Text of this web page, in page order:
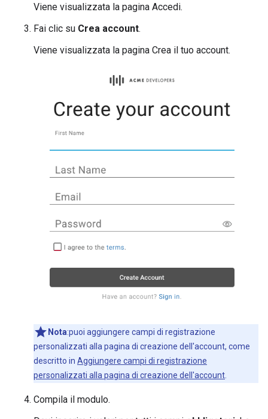
Viene visualizzata la pagina Accedi.
Fai clic su Crea account.
Viene visualizzata la pagina Crea il tuo account.
Nota:puoi aggiungere campi di registrazione
personalizzati alla pagina di creazione dell'account, come
descritto in Aggiungere campi di registrazione
personalizzati alla pagina di creazione dell'account
Compila il modulo.